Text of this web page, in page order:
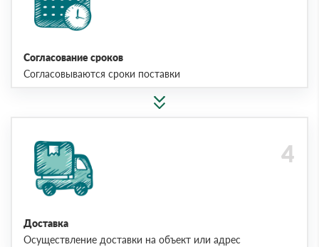
Согласование сроков
Согласовываются сроки поставки
Доставка
Осуществление доставки на объект или адрес